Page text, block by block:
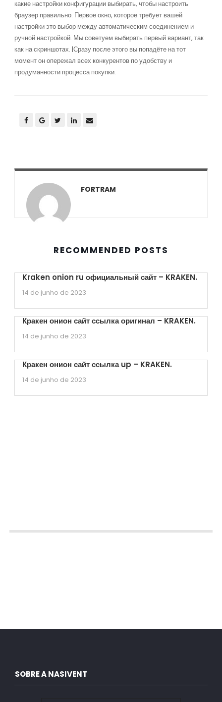
какие настройки конфигурации выбирать, чтобы настроить
браузер правильно. Первое окно, которое требует вашей
настройки это выбор между автоматическим соединением и
ручной настройкой. Мы советуем выбирать первый вариант, так
как на скриншотах. |Сразу после этого вы попадёте на тот
момент он опережал всех конкурентов по удобству и
продуманности процесса покупки.
FORTRAM
RECOMMENDED POSTS
Kraken onion ru официальный сайт – KRAKEN.
14 de junho de 2023
Кракен онион сайт ссылка оригинал – KRAKEN.
14 de junho de 2023
Кракен онион сайт ссылка up – KRAKEN.
14 de junho de 2023
SOBRE A NASIVENT